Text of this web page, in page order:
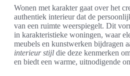
Wonen met karakter gaat over het
authentiek interieur dat de
van een ruimte weerspiegelt. Dit
in karakteristieke woningen, waar
meubels en kunstwerken bijdragen
interieur stijl die deze kenmerken
en biedt een warme, uitnodigende